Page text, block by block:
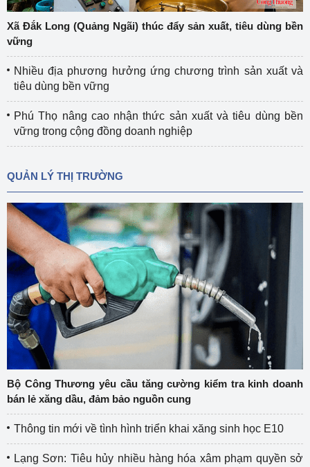
Xã Đắk Long (Quảng Ngãi) thúc đẩy sản xuất, tiêu dùng bền
vững
Nhiều địa phương hưởng ứng chương trình sản xuất và
tiêu dùng bền vững
Phú Thọ nâng cao nhận thức sản xuất và tiêu dùng bền
vững trong cộng đồng doanh nghiệp
QUẢN LÝ THỊ TRƯỜNG
Bộ Công Thương yêu cầu tăng cường kiểm tra kinh doanh
bán lẻ xăng dầu, đảm bảo nguồn cung
Thông tin mới về tình hình triển khai xăng sinh học E10
Lạng Sơn: Tiêu hủy nhiều hàng hóa xâm phạm quyền sở